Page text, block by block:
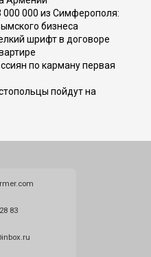
000 000 из Симферополя:
бизнеса
шрифт в договоре
по карману первая
пойдут на
83